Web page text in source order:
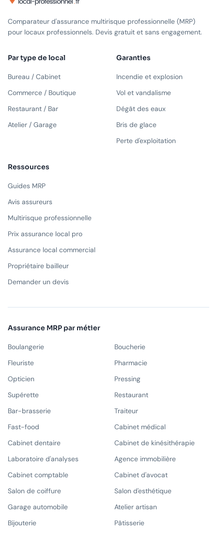
Comparateur d'assurance multirisque professionnelle (MRP)
pour locaux professionnels. Devis gratuit et sans engagement.
Par type de local
Bureau / Cabinet
Commerce / Boutique
Restaurant / Bar
Atelier / Garage
Garanties
Incendie et explosion
Vol et vandalisme
Dégât des eaux
Bris de glace
Perte d'exploitation
Ressources
Guides MRP
Avis assureurs
Multirisque professionnelle
Prix assurance local pro
Assurance local commercial
Propriétaire bailleur
Demander un devis
Assurance MRP par métier
Boulangerie
Boucherie
Fleuriste
Pharmacie
Opticien
Pressing
Supérette
Restaurant
Bar-brasserie
Traiteur
Fast-food
Cabinet médical
Cabinet dentaire
Cabinet de kinésithérapie
Laboratoire d'analyses
Agence immobilière
Cabinet comptable
Cabinet d'avocat
Salon de coiffure
Salon d'esthétique
Garage automobile
Atelier artisan
Bijouterie
Pâtisserie